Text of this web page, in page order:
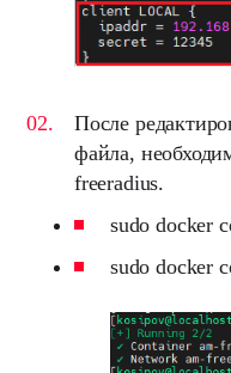
После
файла,
freeradius.
sudo docker
sudo docker